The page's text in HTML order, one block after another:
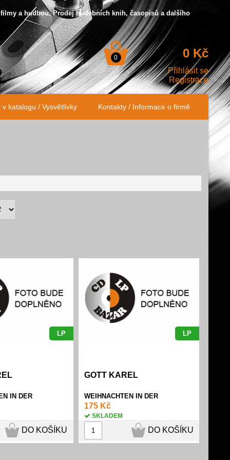
a hudbou. Prodej hudebních knih, časopisů a dalšího
0 0 Kč
Přihlásit se
Registrace
katalogu / Vysvětlivky Kontakty / Informace o firmě
LP
IN DER
DO KOŠÍKU
LP
GOTT KAREL
WEIHNACHTEN IN DER
GOLDENEN STADT
175 Kč
SKLADEM
DO KOŠÍKU